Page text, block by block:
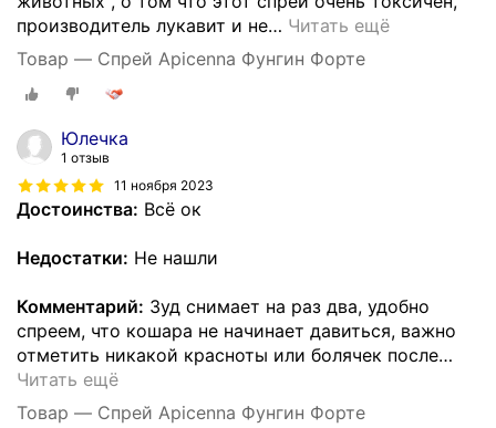
производитель лукавит и не… Читать ещё
Товар — Спрей Apicenna Фунгин Форте
Юлечка
1 отзыв
11 ноября 2023
Достоинства: Всё ок
Недостатки: Не нашли
Комментарий: Зуд снимает на раз два, удобно
спреем, что кошара не начинает давиться, важно
отметить никакой красноты или болячек после…
Читать ещё
Товар — Спрей Apicenna Фунгин Форте